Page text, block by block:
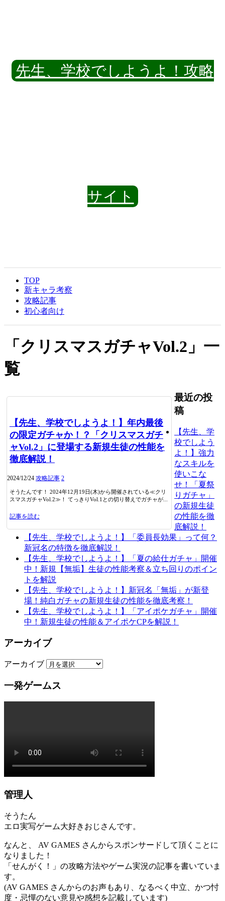
先生、学校でしようよ！攻略
サイト
TOP
新キャラ考察
攻略記事
初心者向け
「 クリスマスガチャVol.2 」 一
覧
【先生、学校でしようよ！】年内最後
の限定ガチャか！？「クリスマスガチ
ャVol.2」に登場する新規生徒の性能を
徹底解説！
2024/12/24 攻略記事 2
そうたんです！ 2024年12月19日(木)から開催されている≪クリ
スマスガチャVol.2≫！ てっきりVol.1との切り替えでガチャが...
記事を読む
最近の投
稿
【先生、学
校でしよう
よ！】強力
なスキルを
使いこな
せ！「夏祭
りガチャ」
の新規生徒
の性能を徹
底解説！
【先生、学校でしようよ！】「委員長効果」って何？
新冠名の特徴を徹底解説！
【先生、学校でしようよ！】「夏の給仕ガチャ」開催
中！新規【無垢】生徒の性能考察＆立ち回りのポイン
トを解説
【先生、学校でしようよ！】新冠名「無垢」が新登
場！純白ガチャの新規生徒の性能を徹底考察！
【先生、学校でしようよ！】「アイポケガチャ」開催
中！新規生徒の性能＆アイポケCPを解説！
アーカイブ
アーカイブ
一発ゲームス
管理人
そうたん
エロ実写ゲーム大好きおじさんです。
なんと、 AV GAMES さんからスポンサードして頂くことに
なりました！
「せんがく！」の攻略方法やゲーム実況の記事を書いていま
す。
(AV GAMES さんからのお声もあり、なるべく中立、かつ忖
度・忌憚のない意見や感想を記載しています)